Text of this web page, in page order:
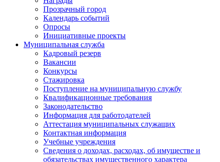
Прозрачный город
Календарь событий
Опросы
Инициативные проекты
Муниципальная служба
Кадровый резерв
Вакансии
Конкурсы
Стажировка
Поступление на муниципальную службу
Квалификационные требования
Законодательство
Информация для работодателей
Аттестация муниципальных служащих
Контактная информация
Учебные учреждения
Сведения о доходах, расходах, об имуществе и
обязательствах имущественного характера